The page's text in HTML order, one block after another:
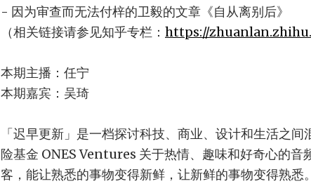
- 因为审查而无法付梓的卫毅的文章《自从离别后》
（相关链接请参见知乎专栏： https://
本期主播：任宁
本期嘉宾：吴琦
「迟早更新」是一档探讨科技、商业、设计和生活之
险基金 ONES Ventures 关于热情、趣味和好奇心的音
客，能让熟悉的事物变得新鲜，让新鲜的事物变得熟悉。